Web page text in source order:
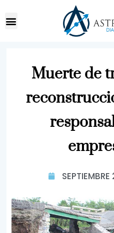
Muerte de
SEPTIEMBRE